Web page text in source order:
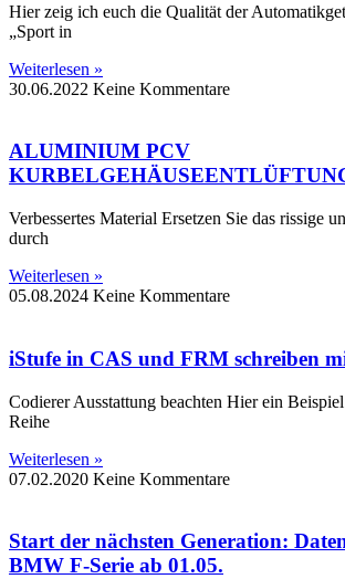
Hier zeig ich euch die Qualität der
„Sport in
Weiterlesen »
30.06.2022 Keine Kommentare
ALUMINIUM PCV
Verbessertes Material Ersetzen Sie das rissige
durch
Weiterlesen »
05.08.2024 Keine Kommentare
iStufe in CAS und FRM schreiben
Codierer Ausstattung beachten Hier ein
Reihe
Weiterlesen »
07.02.2020 Keine Kommentare
Start der nächsten Generation:
BMW F-Serie ab 01.05.